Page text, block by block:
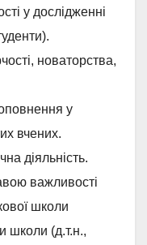
у дослідженні
новаторства,
у
вчених.
діяльність.
важливості
школи
школи (д.т.н.,